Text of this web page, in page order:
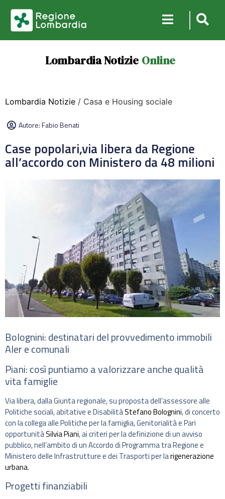
Lombardia Notizie Online
Lombardia Notizie / Casa e Housing sociale
Autore:Fabio Benati
Case popolari,via libera da Regione
all’accordo con Ministero da 48 milioni
Bolognini: destinatari del provvedimento immobili
Aler e comunali
Piani: così puntiamo a valorizzare anche qualità
vita famiglie
Via libera, dalla Giunta regionale, su proposta dell’assessore alle
Politiche sociali, abitative e DisabilitàStefano Bolognini, di concerto
con la collega alle Politiche per la famiglia, Genitorialità e Pari
opportunitàSilvia Piani, ai criteri per la definizione di un avviso
pubblico, nell’ambito di un Accordo di Programma tra Regione e
Ministero delle Infrastrutture e dei Trasporti per larigenerazione
urbana.
Progetti finanziabili